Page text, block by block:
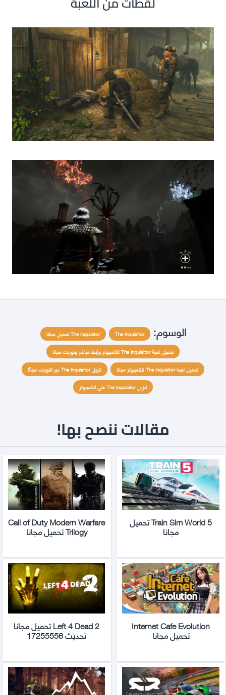
الوسوم: The Inquisitor
The Inquisitor تحميل مجانا
تحميل لعبة The Inquisitor للكمبيوتر برابط مباشر وتورنت مجانا
تحميل لعبة The Inquisitor للكمبيوتر مجانا
تنزيل The Inquisitor عبر التورنت مجانًا
تنزيل The Inquisitor على الكمبيوتر
مقالات ننصح بها!
Train Sim World 5 تحميل
مجانا
Call of Duty Modern Warfare
Trilogy تحميل مجانا
Internet Cafe Evolution
تحميل مجانا
Left 4 Dead 2 تحميل مجانا
تحديث 17255556